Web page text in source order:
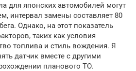
для японских автомобилей могут
интервал замены составляет 80
Однако, на этот показатель
таких как условия
топлива и стиль вождения. Я
датчик вместе с другими
планового ТО.